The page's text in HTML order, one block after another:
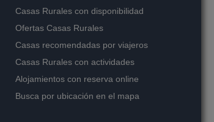
Casas Rurales con disponibilidad
Ofertas Casas Rurales
Casas recomendadas por viajeros
Casas Rurales con actividades
Alojamientos con reserva online
Busca por ubicación en el mapa